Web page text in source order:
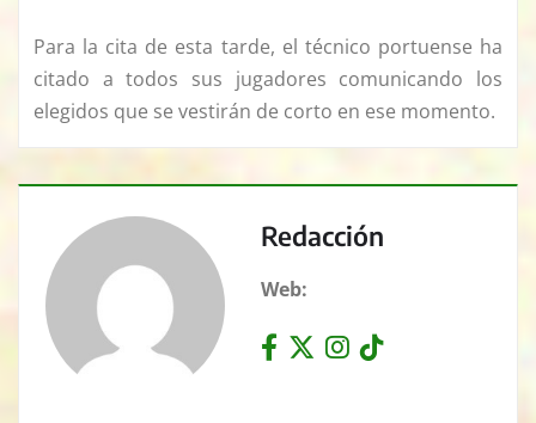
Para la cita de esta tarde, el técnico portuense ha
citado a todos sus jugadores comunicando los
elegidos que se vestirán de corto en ese momento.
Redacción
Web: